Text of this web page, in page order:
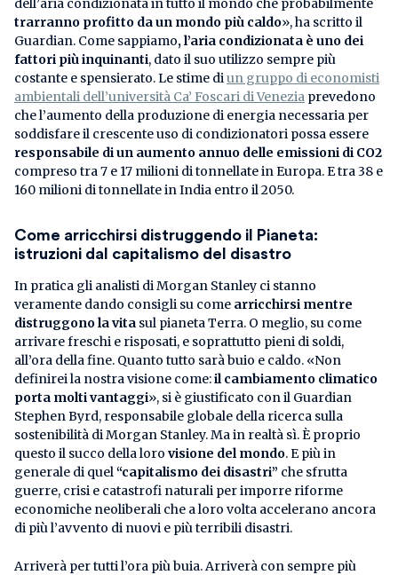
dell’aria condizionata in tutto il mondo che probabilmente
trarranno profitto da un mondo più caldo», ha scritto il
Guardian. Come sappiamo, l’aria condizionata è uno dei
fattori più inquinanti, dato il suo utilizzo sempre più
costante e spensierato. Le stime diun gruppo di economisti
ambientali dell’università Ca’ Foscari di Venezia prevedono
che l’aumento della produzione di energia necessaria per
soddisfare il crescente uso di condizionatori possa essere
responsabile di un aumento annuo delle emissioni di CO2
compreso tra 7 e 17 milioni di tonnellate in Europa. E tra 38 e
160 milioni di tonnellate in India entro il 2050.
Come arricchirsi distruggendo il Pianeta:
istruzioni dal capitalismo del disastro
In pratica gli analisti di Morgan Stanley ci stanno
veramente dando consigli su come arricchirsi mentre
distruggono la vita sul pianeta Terra. O meglio, su come
arrivare freschi e risposati, e soprattutto pieni di soldi,
all’ora della fine. Quanto tutto sarà buio e caldo. «Non
definirei la nostra visione come:il cambiamento climatico
porta molti vantaggi», si è giustificato con il Guardian
Stephen Byrd, responsabile globale della ricerca sulla
sostenibilità di Morgan Stanley. Ma in realtà sì. È proprio
questo il succo della loro visione del mondo. E più in
generale di quel“capitalismo dei disastri” che sfrutta
guerre, crisi e catastrofi naturali per imporre riforme
economiche neoliberali che a loro volta accelerano ancora
di più l’avvento di nuovi e più terribili disastri.
Arriverà per tutti l’ora più buia. Arriverà con sempre più